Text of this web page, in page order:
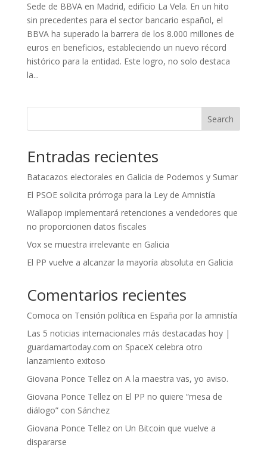
Sede de BBVA en Madrid, edificio La Vela. En un hito
sin precedentes para el sector bancario español, el
BBVA ha superado la barrera de los 8.000 millones de
euros en beneficios, estableciendo un nuevo récord
histórico para la entidad. Este logro, no solo destaca
la...
Search
Entradas recientes
Batacazos electorales en Galicia de Podemos y Sumar
El PSOE solicita prórroga para la Ley de Amnistía
Wallapop implementará retenciones a vendedores que
no proporcionen datos fiscales
Vox se muestra irrelevante en Galicia
El PP vuelve a alcanzar la mayoría absoluta en Galicia
Comentarios recientes
Comoca on Tensión política en España por la amnistía
Las 5 noticias internacionales más destacadas hoy |
guardamartoday.com on SpaceX celebra otro
lanzamiento exitoso
Giovana Ponce Tellezon A la maestra vas, yo aviso.
Giovana Ponce Tellezon El PP no quiere “mesa de
diálogo” con Sánchez
Giovana Ponce Tellezon Un Bitcoin que vuelve a
dispararse